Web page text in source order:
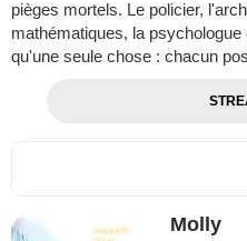
pièges mortels. Le policier,
mathématiques, la
qu'une seule chose : chacun
Molly